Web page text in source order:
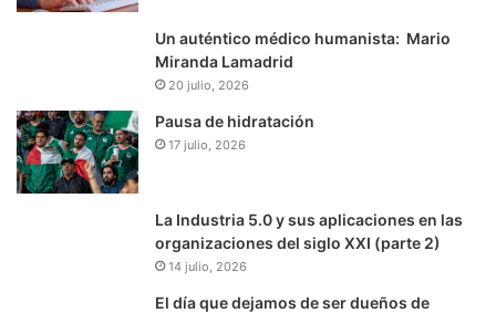
Un auténtico médico humanista: Mario
Miranda Lamadrid
20 julio, 2026
Pausa de hidratación
17 julio, 2026
La Industria 5.0 y sus aplicaciones en las
organizaciones del siglo XXI (parte 2)
14 julio, 2026
El día que dejamos de ser dueños de